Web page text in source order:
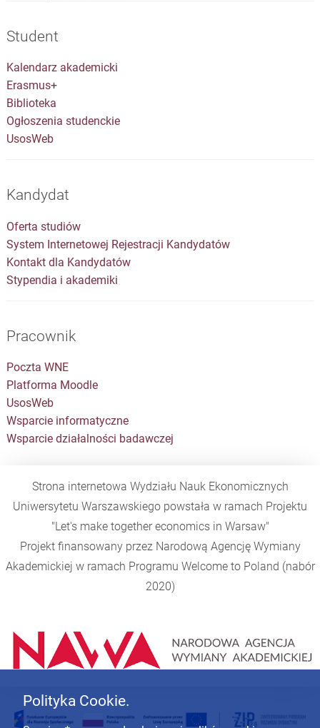
Student
Kalendarz akademicki
Erasmus+
Biblioteka
Ogłoszenia studenckie
UsosWeb
Kandydat
Oferta studiów
System Internetowej Rejestracji Kandydatów
Kontakt dla Kandydatów
Stypendia i akademiki
Pracownik
Poczta WNE
Platforma Moodle
UsosWeb
Wsparcie informatyczne
Wsparcie działalności badawczej
Strona internetowa Wydziału Nauk Ekonomicznych
Uniwersytetu Warszawskiego powstała w ramach Projektu
"Let's make together economics in Warsaw"
Projekt finansowany przez Narodową Agencję Wymiany
Akademickiej w ramach Programu Welcome to Poland (nabór
2020)
Polityka Cookie.